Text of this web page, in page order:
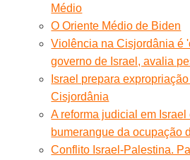
Médio
O Oriente Médio de Biden
Violência na Cisjordânia é
governo de Israel, avalia
Israel prepara
Cisjordânia
A reforma judicial em Israel
bumerangue da ocupação
Conflito Israel-Palestina.